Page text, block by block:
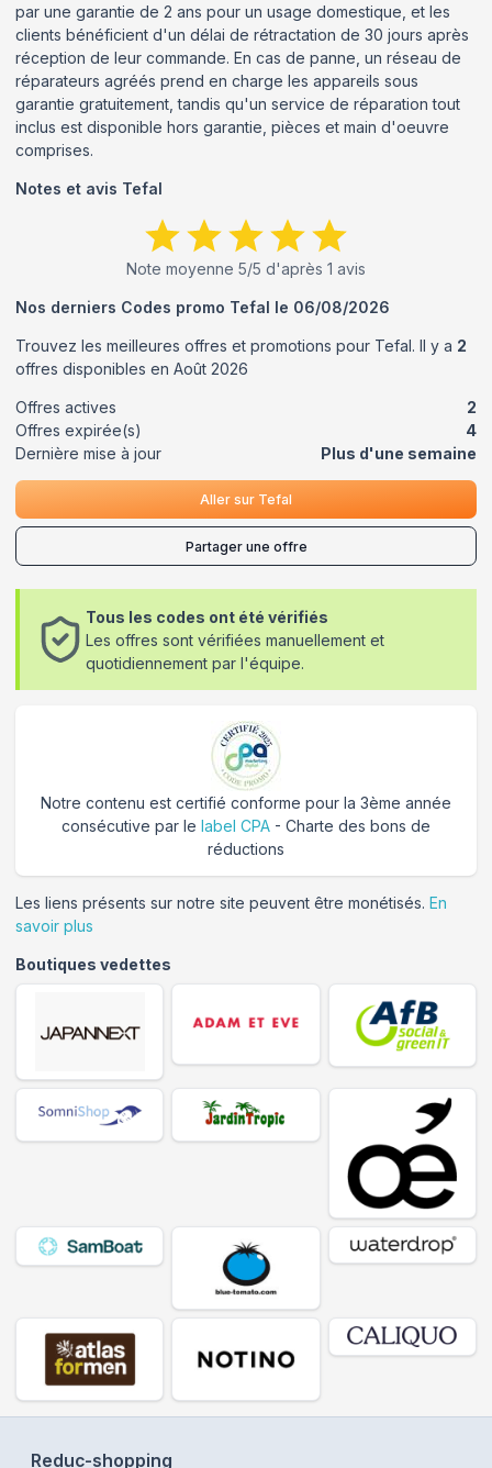
par une garantie de 2 ans pour un usage domestique, et les
clients bénéficient d'un délai de rétractation de 30 jours après
réception de leur commande. En cas de panne, un réseau de
réparateurs agréés prend en charge les appareils sous
garantie gratuitement, tandis qu'un service de réparation tout
inclus est disponible hors garantie, pièces et main d'oeuvre
comprises.
Notes et avis Tefal
Note moyenne 5/5 d'après 1 avis
Nos derniers Codes promo Tefal le 06/08/2026
Trouvez les meilleures offres et promotions pour Tefal . Il y a 2
offres disponibles en Août 2026
Offres actives
2
Offres expirée(s)
4
Dernière mise à jour
Plus d'une semaine
Aller sur Tefal
Partager une offre
Tous les codes ont été vérifiés
Les offres sont vérifiées manuellement et
quotidiennement par l'équipe.
Notre contenu est certifié conforme pour la 3ème année
consécutive par le label CPA - Charte des bons de
réductions
Les liens présents sur notre site peuvent être monétisés. En
savoir plus
Boutiques vedettes
Reduc-shopping